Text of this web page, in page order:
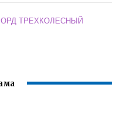
ТРЕХКОЛЕСНЫЙ